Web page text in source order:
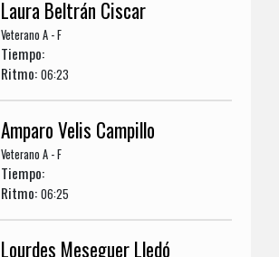
Laura Beltrán Ciscar
Veterano A - F
Tiempo:
Ritmo:06:23
Amparo Velis Campillo
Veterano A - F
Tiempo:
Ritmo:06:25
Lourdes Meseguer Lledó